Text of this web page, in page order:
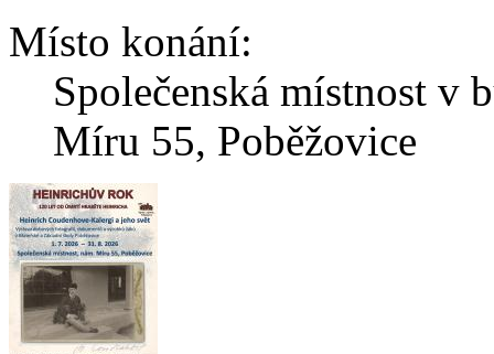
Místo konání:
Společenská místnost v
Míru 55, Poběžovice